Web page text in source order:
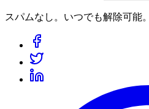
スパムなし。いつでも解除可能。